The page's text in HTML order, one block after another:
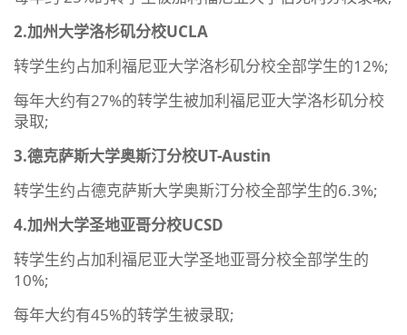
2.加州大学洛杉矶分校UCLA
转学生约占加利福尼亚大学洛杉矶分校全部学生的12%;
每年大约有27%的转学生被加利福尼亚大学洛杉矶分校
录取;
3.德克萨斯大学奥斯汀分校UT-Austin
转学生约占德克萨斯大学奥斯汀分校全部学生的6.3%;
4.加州大学圣地亚哥分校UCSD
转学生约占加利福尼亚大学圣地亚哥分校全部学生的
10%;
每年大约有45%的转学生被录取;